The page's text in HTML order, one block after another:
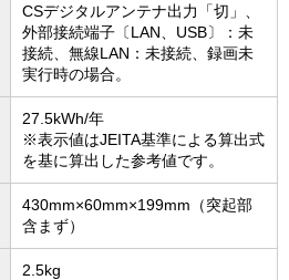
CSデジタルアンテナ出力「切」、
外部接続端子〔LAN、USB〕：未
接続、無線LAN：未接続、録画未
実行時の場合。
27.5kWh/年
※表示値はJEITA基準による算出式
を基に算出した参考値です。
430mm×60mm×199mm（突起部
含まず）
2.5kg